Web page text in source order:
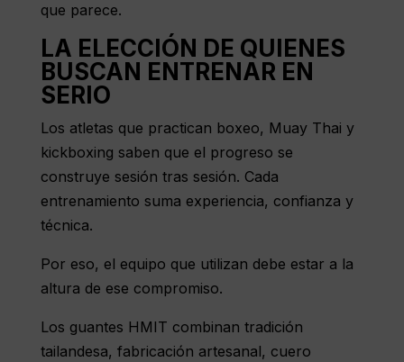
que parece.
LA ELECCIÓN DE QUIENES
BUSCAN ENTRENAR EN
SERIO
Los atletas que practican boxeo, Muay Thai y
kickboxing saben que el progreso se
construye sesión tras sesión. Cada
entrenamiento suma experiencia, confianza y
técnica.
Por eso, el equipo que utilizan debe estar a la
altura de ese compromiso.
Los guantes HMIT combinan tradición
tailandesa, fabricación artesanal, cuero